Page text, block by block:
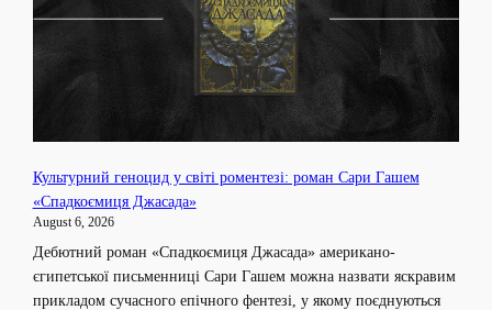
Культурний геноцид у світі роментезі: роман Сари Гашем
«Спадкоємиця Джасада»
August 6, 2026
Дебютний роман «Спадкоємиця Джасада» американо-
єгипетської письменниці Сари Гашем можна назвати яскравим
прикладом сучасного епічного фентезі, у якому поєднуються